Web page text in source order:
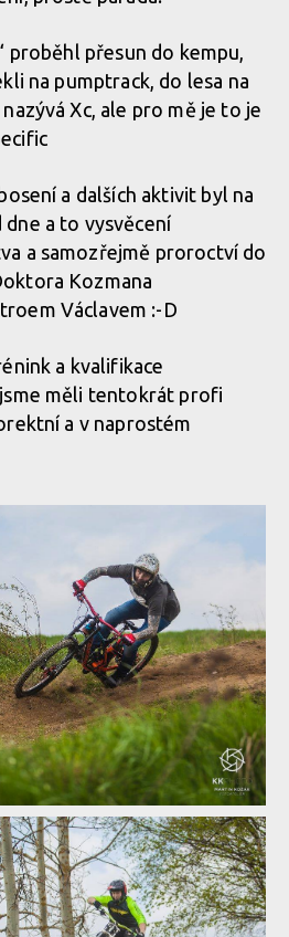
od Abby a Ondry Dohnala
od Abby a Ondry Dohnala
od Abby a Ondry Dohnala
od Abby a Ondry Dohnala
od Abby a Ondry Dohnala
od Abby a Ondry Dohnala
od Abby a Ondry Dohnala
od Abby a Ondry Dohnala
od Abby a Ondry Dohnala
od Abby a Ondry Dohnala
od Abby a Ondry Dohnala
od Abby a Ondry Dohnala
proběhl přesun do kempu,
na pumptrack, do lesa na
Xc, ale pro mě je to je
a dalších aktivit byl na
a to vysvěcení
a samozřejmě proroctví do
Kozmana
Václavem :-D
a kvalifikace
měli tentokrát profi
a v naprostém
od Abby a Ondry Dohnala
od Abby a Ondry Dohnala